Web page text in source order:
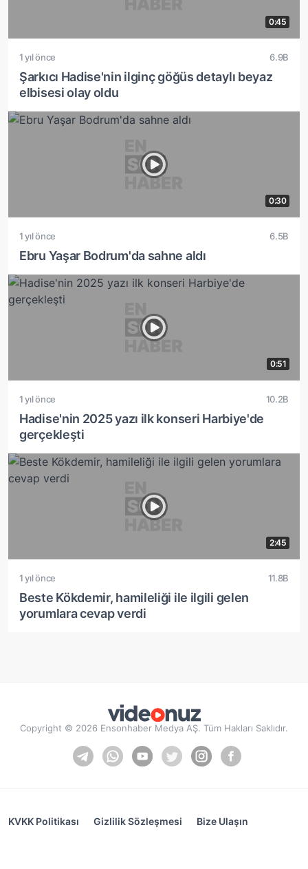
0:45
1 yıl önce 6.9B
Şarkıcı Hadise'nin ilginç göğüs detaylı beyaz
elbisesi olay oldu
0:30
1 yıl önce 6.5B
Ebru Yaşar Bodrum'da sahne aldı
0:51
1 yıl önce 10.2B
Hadise'nin 2025 yazı ilk konseri Harbiye'de
gerçekleşti
2:45
1 yıl önce 11.8B
Beste Kökdemir, hamileliği ile ilgili gelen
yorumlara cevap verdi
Copyright © 2026 Ensonhaber Medya AŞ. Tüm Hakları Saklıdır.
KVKK Politikası Gizlilik Sözleşmesi Bize Ulaşın